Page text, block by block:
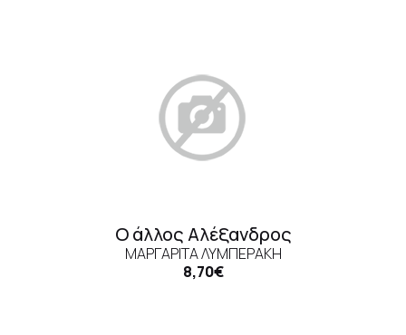
Ο άλλος Αλέξανδρος
ΜΑΡΓΑΡΊΤΑ ΛΥΜΠΕΡΆΚΗ
8,70€